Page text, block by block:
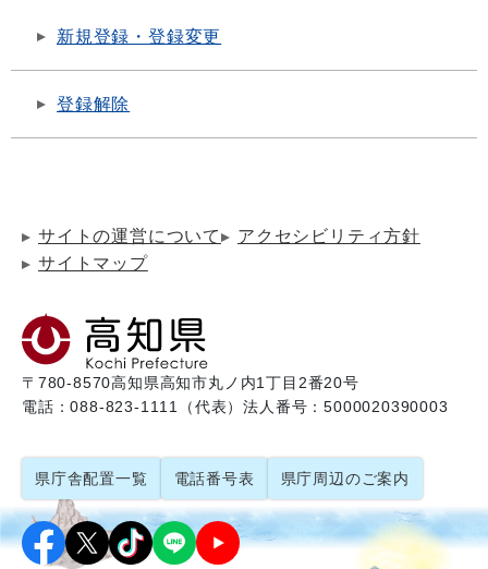
新規登録・登録変更
登録解除
サイトの運営について
アクセシビリティ方針
サイトマップ
〒780-8570高知県高知市丸ノ内1丁目2番20号
電話：088-823-1111（代表）法人番号：5000020390003
県庁舎配置一覧 電話番号表 県庁周辺のご案内